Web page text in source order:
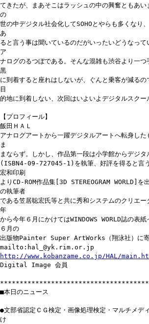
てきたが、まあそこはラッシュの中の興奮ともあ
の
世の中デジタル社会化してSOHOとやらも多くなり
あ
ると言う事は聞いているのだがいったいどうなっ
ア
ナログのるつぼである。そんな混雑も渋谷より一つ
黒
に到着すると座れはしないが、ぐんと乗客が減る
目
的地に到着しない、次回はいよいよデジタルスクー
【プロフィール】
飯田ＨＡＬ
アナログアートから一躍デジタルアートへ転身した
ま
まならず。しかし、作品第一段は小学館からデジタ
(ISBN4-09-727045-1)を執筆、好評を得ると言
宏和印刷
よりCD-ROM作品集[3D STEREOGRAM WORLD]を
の執筆者
である笠居聡宏氏等と共に秀和システムのクリエ
年
から今年６月にかけてはWINDOWS WORLD誌の表
６月の
出版物Painter Super ArtWorks（翔泳社）に寄
mailto:hal_@yk.rim.or.jp
http://www.kobanzame.co.jp/HAL/
Digital Image 会員
■本日のニュース
●文部省認定ＣＧ検定・画像処理検定・マルチメデ
け